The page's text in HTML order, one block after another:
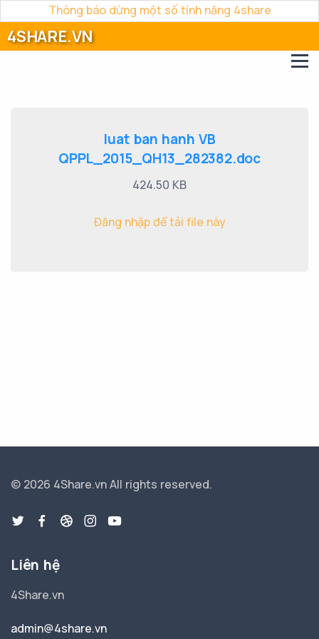
Thông báo dừng một số tính năng 4share
4SHARE.VN
luat ban hanh VB
QPPL_2015_QH13_282382.doc
424.50 KB
Đăng nhập để tải file này
© 2026 4Share.vnAll rights reserved.
Liên hệ
4Share.vn
admin@4share.vn